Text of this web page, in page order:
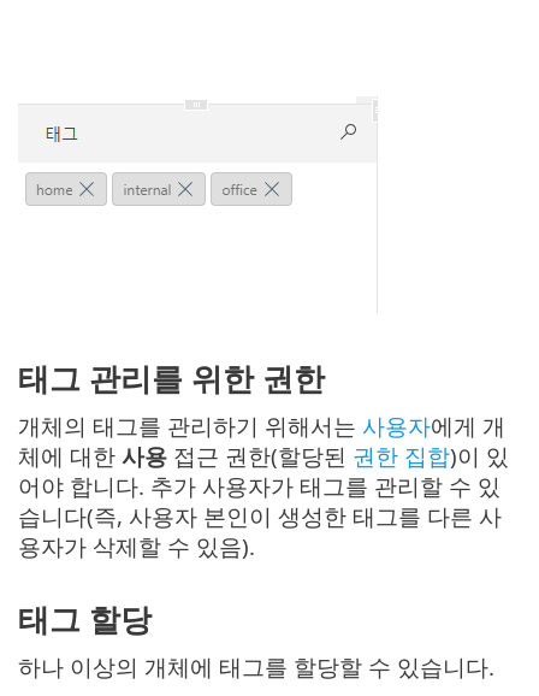
태그 관리를 위한 권한
개체의 태그를 관리하기 위해서는 사용자에게 개
체에 대한 사용 접근 권한(할당된 권한 집합)이 있
어야 합니다. 추가 사용자가 태그를 관리할 수 있
습니다(즉, 사용자 본인이 생성한 태그를 다른 사
용자가 삭제할 수 있음).
태그 할당
하나 이상의 개체에 태그를 할당할 수 있습니다.